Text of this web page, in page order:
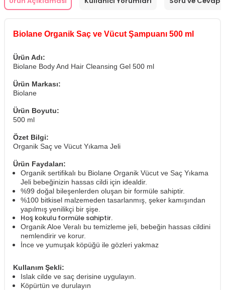
Biolane Organik Saç ve Vücut Şampuanı 500 ml
Ürün Adı:
Biolane Body And Hair Cleansing Gel 500 ml
Ürün Markası:
Biolane
Ürün Boyutu:
500 ml
Özet Bilgi:
Organik Saç ve Vücut Yıkama Jeli
Ürün Faydaları:
Organik sertifikalı bu Biolane Organik Vücut ve Saç Yıkama
Jeli bebeğinizin hassas cildi için idealdir.
%99 doğal bileşenlerden oluşan bir formüle sahiptir.
%100 bitkisel malzemeden tasarlanmış, şeker kamışından
yapılmış yenilikçi bir şişe.
Hoş kokulu formüle sahiptir.
Organik Aloe Veralı bu temizleme jeli, bebeğin hassas cildini
nemlendirir ve korur.
İnce ve yumuşak köpüğü ile gözleri yakmaz
Kullanım Şekli:
Islak cilde ve saç derisine uygulayın.
Köpürtün ve durulayın